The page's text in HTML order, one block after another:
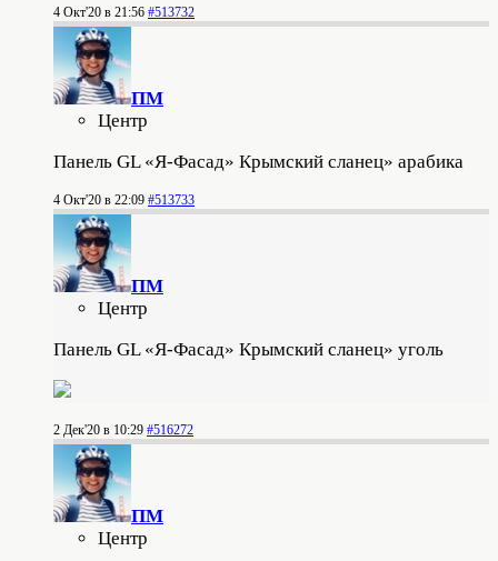
4 Окт'20 в 21:56 #513732
ПМ
Центр
Панель GL «Я-Фасад» Крымский сланец» арабика
4 Окт'20 в 22:09 #513733
ПМ
Центр
Панель GL «Я-Фасад» Крымский сланец» уголь
2 Дек'20 в 10:29 #516272
ПМ
Центр